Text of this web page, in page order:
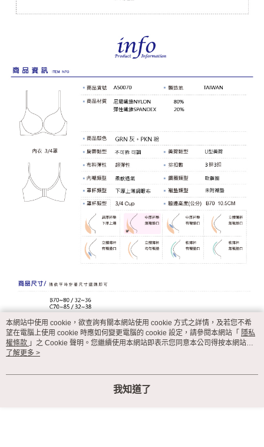
顯示電腦版詳細說明
本網站中使用 cookie，欲查詢有關本網站使用 cookie 方式之詳情，及若您不希
望在電腦上使用 cookie 時應如何變更電腦的 cookie 設定，請參閱本網站「 隱私
權條款 」之 Cookie 聲明。您繼續使用本網站即表示您同意本公司得按本網站使
用條款之 Cookie 聲明使用 cookie。
了解更多 >
我知道了